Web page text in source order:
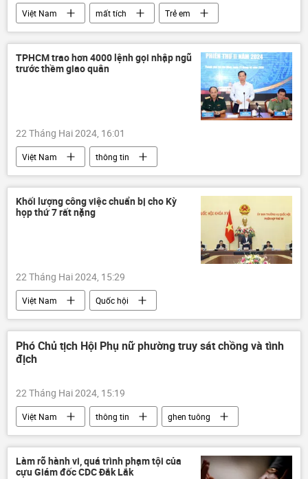
Việt Nam mất tích
Trẻ em
thông tin
Hà Nội
công an Hà Nội
tống tiền
TPHCM trao hơn 4000 lệnh gọi nhập ngũ
trước thềm giao quân
22 Tháng Hai 2024, 16:01
Việt Nam
thông tin
nghĩa vụ quân sự
Thành phố Hồ Chí Minh
thanh niên
Khối lượng công việc chuẩn bị cho Kỳ
họp thứ 7 rất nặng
22 Tháng Hai 2024, 15:29
Việt Nam
Quốc hội
Vương Đình Huệ
họp
Pháp luật
thông tin
Phó Chủ tịch Hội Phụ nữ phường truy sát chồng và tình
địch
22 Tháng Hai 2024, 15:19
Việt Nam thông tin
ghen tuông
đánh ghen
Pháp luật tội phạm
Làm rõ hành vi, quá trình phạm tội của
cựu Giám đốc CDC Đắk Lắk